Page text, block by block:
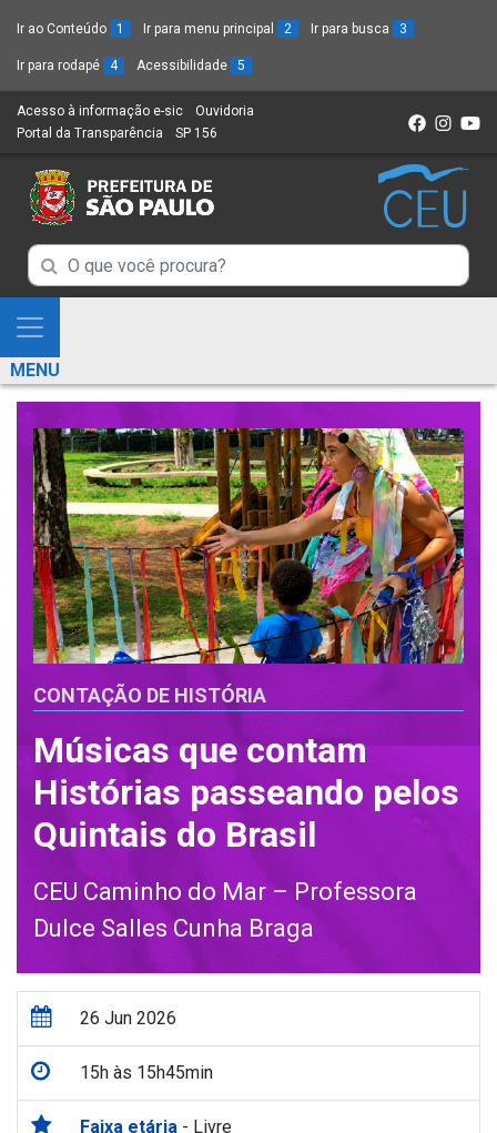
Ir ao Conteúdo 1 Ir para menu principal 2 Ir para busca 3
Ir para rodapé 4 Acessibilidade 5
Acesso à informação e-sic (Link
para
novo
sítio)
Ouvidoria
Portal da Transparência (Link
um
novo
SP 156
Campo
de
Busca
de
informações
Campo
de
de
informações
Mostra
e
Esconde
Menu
MENU
CONTAÇÃO DE HISTÓRIA
Músicas que contam
Histórias passeando pelos
Quintais do Brasil
CEU Caminho do Mar – Professora
Dulce Salles Cunha Braga
26 Jun 2026
15h às 15h45min
Faixa etária - Livre